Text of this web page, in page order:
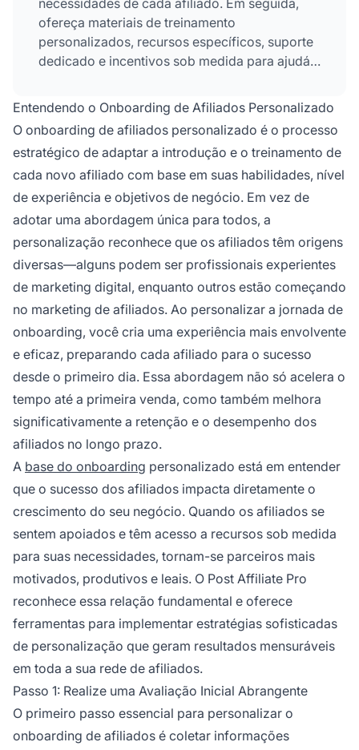
ofereça materiais de treinamento
personalizados, recursos específicos, suporte
dedicado e incentivos sob medida para ajudá-
Entendendo o Onboarding de Afiliados Personalizado
O onboarding de afiliados personalizado é o processo
estratégico de adaptar a introdução e o treinamento de
cada novo afiliado com base em suas habilidades, nível
de experiência e objetivos de negócio. Em vez de
adotar uma abordagem única para todos, a
personalização reconhece que os afiliados têm origens
diversas—alguns podem ser profissionais experientes
de marketing digital, enquanto outros estão começando
no marketing de afiliados. Ao personalizar a jornada de
onboarding, você cria uma experiência mais envolvente
e eficaz, preparando cada afiliado para o sucesso
desde o primeiro dia. Essa abordagem não só acelera o
tempo até a primeira venda, como também melhora
significativamente a retenção e o desempenho dos
afiliados no longo prazo.
A base do onboarding personalizado está em entender
que o sucesso dos afiliados impacta diretamente o
crescimento do seu negócio. Quando os afiliados se
sentem apoiados e têm acesso a recursos sob medida
para suas necessidades, tornam-se parceiros mais
motivados, produtivos e leais. O Post Affiliate Pro
reconhece essa relação fundamental e oferece
ferramentas para implementar estratégias sofisticadas
de personalização que geram resultados mensuráveis
em toda a sua rede de afiliados.
Passo 1: Realize uma Avaliação Inicial Abrangente
O primeiro passo essencial para personalizar o
onboarding de afiliados é coletar informações